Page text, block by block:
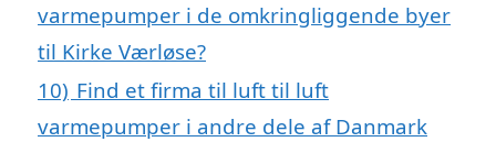
varmepumper i de omkringliggende byer
til Kirke Værløse?
10) Find et firma til luft til luft
varmepumper i andre dele af Danmark